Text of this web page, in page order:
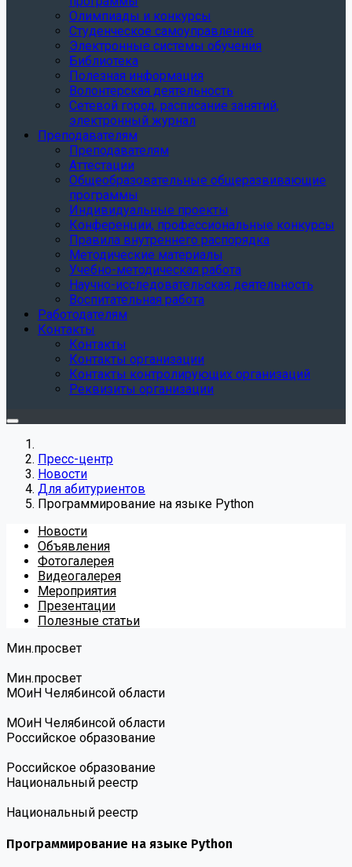
Олимпиады и конкурсы
Студенческое самоуправление
Электронные системы обучения
Библиотека
Полезная информация
Волонтерская деятельность
Сетевой город, расписание занятий,
электронный журнал
Преподавателям
Преподавателям
Аттестации
Общеобразовательные общеразвивающие
программы
Индивидуальные проекты
Конференции, профессиональные конкурсы
Правила внутреннего распорядка
Методические материалы
Учебно-методическая работа
Научно-исследовательская деятельность
Воспитательная работа
Работодателям
Контакты
Контакты
Контакты организации
Контакты контролирующих организаций
Реквизиты организации
Пресс-центр
Новости
Для абитуриентов
Программирование на языке Python
Новости
Объявления
Фотогалерея
Видеогалерея
Мероприятия
Презентации
Полезные статьи
Мин.просвет
Мин.просвет
МОиН Челябинсой области
МОиН Челябинсой области
Российское образование
Российское образование
Национальный реестр
Национальный реестр
Программирование на языке Python